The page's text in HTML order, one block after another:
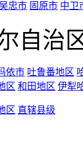
忠市 固原市 中卫
自治
依市 吐鲁番地区
区 和田地区 伊犁
区 直辖县级